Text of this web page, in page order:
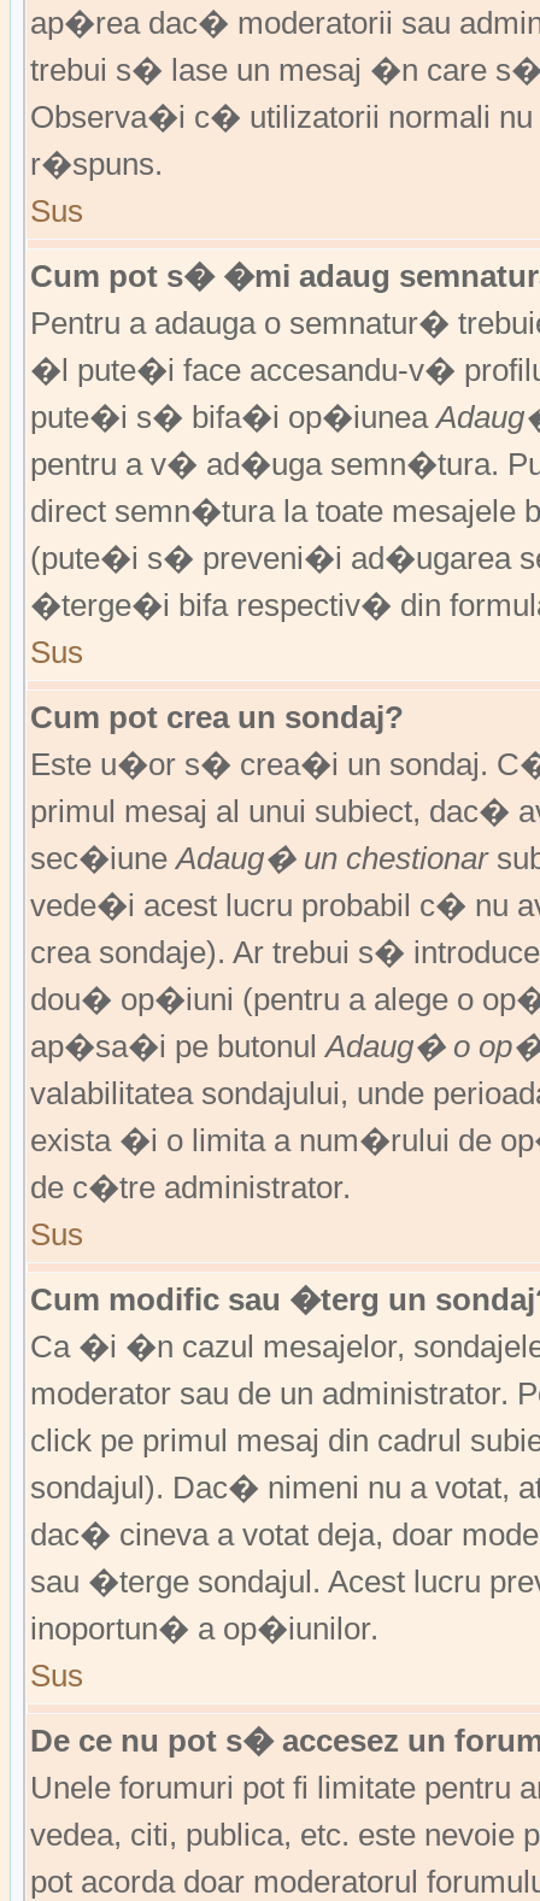
ap�rea dac� moderatorii sau
trebui s� lase un mesaj �n care
Observa�i c� utilizatorii normali
r�spuns.
Sus
Cum pot s� �mi adaug
Pentru a adauga o semnatur�
�l pute�i face accesandu-v�
pute�i s� bifa�i op�iunea
pentru a v� ad�uga semn�tura.
direct semn�tura la toate mesajele
(pute�i s� preveni�i ad�ugarea
�terge�i bifa respectiv� din
Sus
Cum pot crea un sondaj?
Este u�or s� crea�i un sondaj.
primul mesaj al unui subiect, dac�
sec�iuneAdaug� un chestionar
vede�i acest lucru probabil c� nu
crea sondaje). Ar trebui s�
dou� op�iuni (pentru a alege o
ap�sa�i pe butonulAdaug� o
valabilitatea sondajului, unde
exista �i o limita a num�rului de
de c�tre administrator.
Sus
Cum modific sau �terg un
Ca �i �n cazul mesajelor,
moderator sau de un administrator.
click pe primul mesaj din cadrul
sondajul). Dac� nimeni nu a
dac� cineva a votat deja, doar
sau �terge sondajul. Acest lucru
inoportun� a op�iunilor.
Sus
De ce nu pot s� accesez un
Unele forumuri pot fi limitate pentru
vedea, citi, publica, etc. este
pot acorda doar moderatorul